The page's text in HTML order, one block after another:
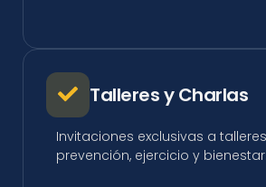
Talleres y Charlas
Invitaciones exclusivas a
prevención, ejercicio y bienestar.